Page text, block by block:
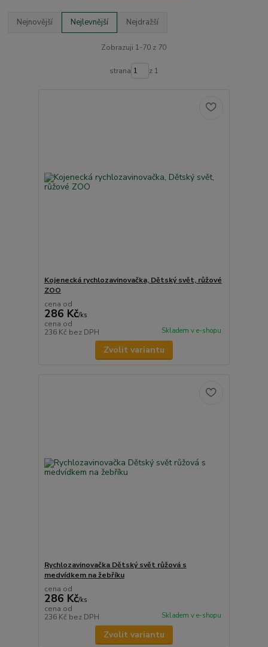
Nejnovější Nejlevnější Nejdražší
Zobrazuji 1-70 z 70
strana z 1
Kojenecká rychlozavinovačka, Dětský svět, růžové
ZOO
cena od
286 Kč/ks
cena od
236 Kč bez DPH Skladem v e-shopu
Zvolit variantu
Rychlozavinovačka Dětský svět růžová s
medvídkem na žebříku
cena od
286 Kč/ks
cena od
236 Kč bez DPH Skladem v e-shopu
Zvolit variantu